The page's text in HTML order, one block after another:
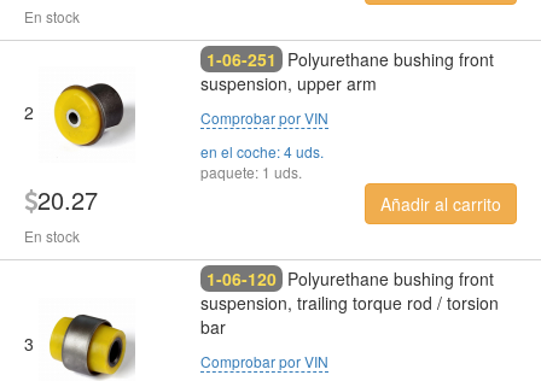
En stock
2
1-06-251 Polyurethane bushing front
suspension, upper arm
Comprobar por VIN
en el coche: 4 uds.
paquete: 1 uds.
20.27
En stock
Añadir al carrito
3
1-06-120 Polyurethane bushing front
suspension, trailing torque rod / torsion
bar
Comprobar por VIN